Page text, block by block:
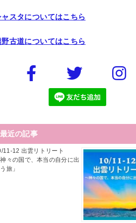
ャスタについてはこちら
野古道についてはこちら
最近の記事
11-12 出雲リトリート
々の国で、本当の自分に出
旅」